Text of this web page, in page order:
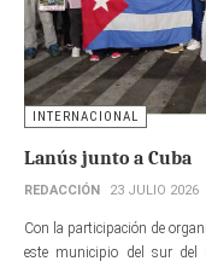
INTERNACIONAL
Lanús junto a Cuba
REDACCIÓN 23 JULIO 2026
Con la participación de
este municipio del sur del